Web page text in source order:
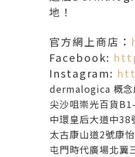
地！
官方網上商店：
Facebook:
Instagram:
dermalogica 概念
尖沙咀崇光百貨
中環皇后大道中
太古康山道2號康
屯門時代廣場北翼